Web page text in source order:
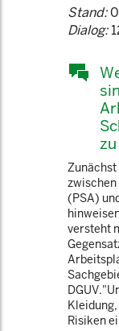
Stand:
Dialog:
(PSA)
versteht
Risiken